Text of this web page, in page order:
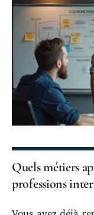
Quels métiers
professions